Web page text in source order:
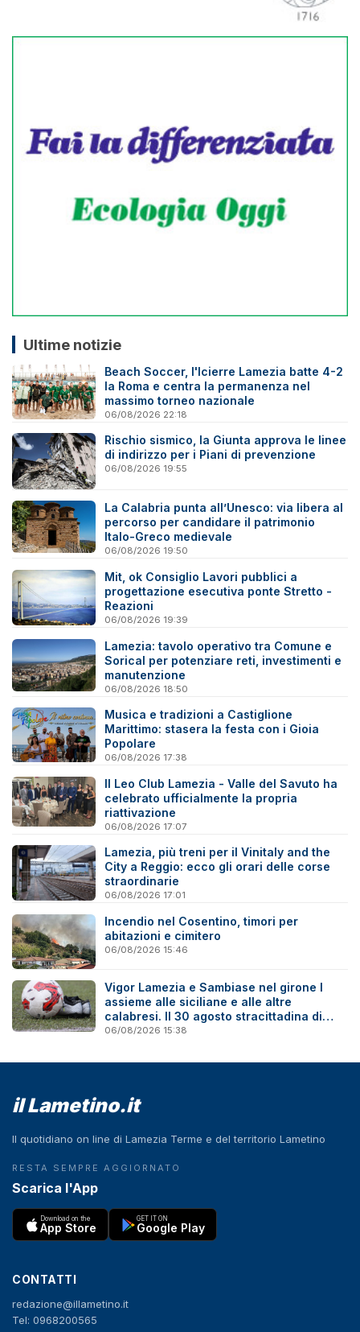
Ultime notizie
Beach Soccer, l'Icierre Lamezia batte 4-2
la Roma e centra la permanenza nel
massimo torneo nazionale
06/08/2026 22:18
Rischio sismico, la Giunta approva le linee
di indirizzo per i Piani di prevenzione
06/08/2026 19:55
La Calabria punta all’Unesco: via libera al
percorso per candidare il patrimonio
Italo-Greco medievale
06/08/2026 19:50
Mit, ok Consiglio Lavori pubblici a
progettazione esecutiva ponte Stretto -
Reazioni
06/08/2026 19:39
Lamezia: tavolo operativo tra Comune e
Sorical per potenziare reti, investimenti e
manutenzione
06/08/2026 18:50
Musica e tradizioni a Castiglione
Marittimo: stasera la festa con i Gioia
Popolare
06/08/2026 17:38
Il Leo Club Lamezia - Valle del Savuto ha
celebrato ufficialmente la propria
riattivazione
06/08/2026 17:07
Lamezia, più treni per il Vinitaly and the
City a Reggio: ecco gli orari delle corse
straordinarie
06/08/2026 17:01
Incendio nel Cosentino, timori per
abitazioni e cimitero
06/08/2026 15:46
Vigor Lamezia e Sambiase nel girone I
assieme alle siciliane e alle altre
calabresi. Il 30 agosto stracittadina di
Coppa Italia
06/08/2026 15:38
il Lametino.it
Il quotidiano on line di Lamezia Terme e del territorio Lametino
RESTA SEMPRE AGGIORNATO
Scarica l'App
Download on the
App Store
GET IT ON
Google Play
CONTATTI
redazione@illametino.it
Tel: 0968200565